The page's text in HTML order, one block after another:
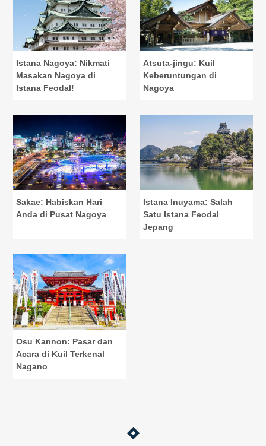
Istana Nagoya: Nikmati
Masakan Nagoya di
Istana Feodal!
Atsuta-jingu: Kuil
Keberuntungan di
Nagoya
Sakae: Habiskan Hari
Anda di Pusat Nagoya
Istana Inuyama: Salah
Satu Istana Feodal
Jepang
Osu Kannon: Pasar dan
Acara di Kuil Terkenal
Nagano